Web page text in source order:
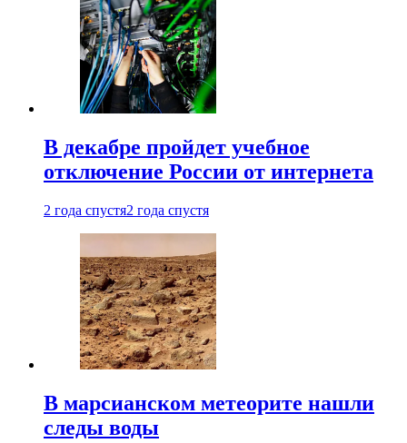
В декабре пройдет учебное
отключение России от интернета
2 года спустя2 года спустя
В марсианском метеорите нашли
следы воды